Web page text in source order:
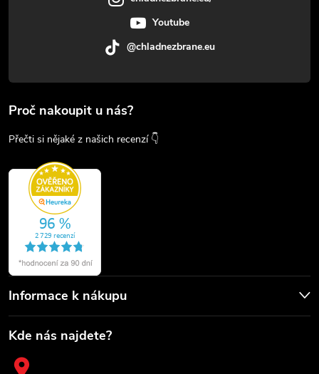
Youtube
@chladnezbrane.eu
Proč nakoupit u nás?
Přečti si nějaké z našich recenzí 👇
Informace k nákupu
Kde nás najdete?